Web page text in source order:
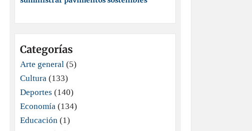
Categorías
Arte general (5)
Cultura (133)
Deportes (140)
Economía (134)
Educación (1)